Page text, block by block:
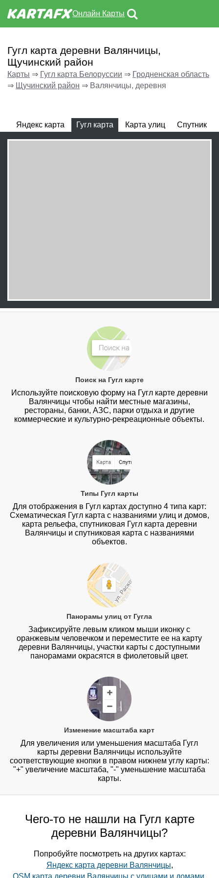
Онлайн Карты
Гугл карта деревни Валянчицы,
Щучинский район
Карты ⇒ Гугл карта Белоруссии ⇒ Гродненская область
⇒ Щучинский район ⇒ Валянчицы, деревня
Яндекс карта Гугл карта Карта улиц Спутник
Поиск на Гугл карте
Используйте поисковую форму на Гугл карте деревни
Валянчицы чтобы найти местные магазины,
рестораны, банки, АЗС, парки отдыха и другие
коммерческие и культурно-рекреационные объекты.
Типы Гугл карты
Для отображения в Гугл картах доступно 4 типа карт:
Схематическая Гугл карта с названиями улиц и домов,
карта рельефа, спутниковая Гугл карта деревни
Валянчицы и спутниковая карта с названиями
объектов.
Панорамы улиц от Гугла
Зафиксируйте левым кликом мыши иконку с
оранжевым человечком и переместите ее на карту
деревни Валянчицы, участки карты с доступными
панорамами окрасятся в фиолетовый цвет.
Изменение масштаба карт
Для увеличения или уменьшения масштаба Гугл
карты деревни Валянчицы используйте
соответствующие кнопки в правом нижнем углу карты:
"+" увеличение масштаба, "-" уменьшение масштаба
карты.
Чего-то не нашли на Гугл карте
деревни Валянчицы?
Попробуйте посмотреть на других картах:
Яндекс карта деревни Валянчицы,